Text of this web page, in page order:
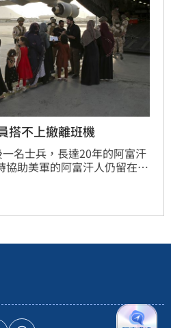
搭不上撤離班機
名士兵，長達20年的阿富汗
協助美軍的阿富汗人仍留在當
登的救命恩人，如今這名口